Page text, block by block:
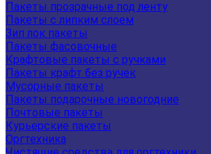
Пакеты прозрачные под ленту
Пакеты с липким слоем
Зип лок пакеты
Пакеты фасовочные
Крафтовые пакеты с ручками
Пакеты крафт без ручек
Мусорные пакеты
Пакеты подарочные новогодние
Почтовые пакеты
Курьерские пакеты
Оргтехника